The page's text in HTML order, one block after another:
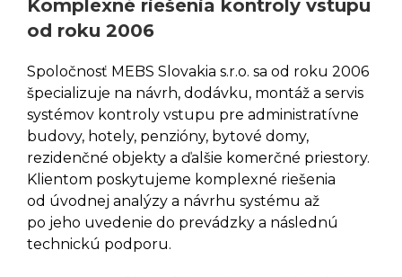
DANALOCK
V3
Elektronické Zámky DANAPAD
V3
Elektronické Zámky
DANABRIDGE V3
Elektronické Zámky DANALOCK
UNIVERSAL MODULE V3
Príslušenstvo DANALOCK EURO
ADAPTER
Príslušenstvo DANALOCK
VLOŽKA
Komplexné riešenia kontroly vstupu
od roku 2006
Spoločnosť MEBS Slovakia s.r.o. sa od roku 2006
špecializuje na návrh, dodávku, montáž a servis
systémov kontroly vstupu pre administratívne
budovy, hotely, penzióny, bytové domy,
rezidenčné objekty a ďalšie komerčné priestory.
Klientom poskytujeme komplexné riešenia
od úvodnej analýzy a návrhu systému až
po jeho uvedenie do prevádzky a následnú
technickú podporu.